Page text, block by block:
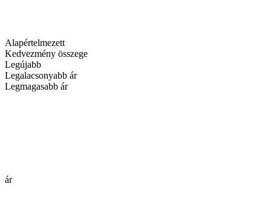
Alapértelmezett
Kedvezmény összege
Legújabb
Legalacsonyabb ár
Legmagasabb ár
ár